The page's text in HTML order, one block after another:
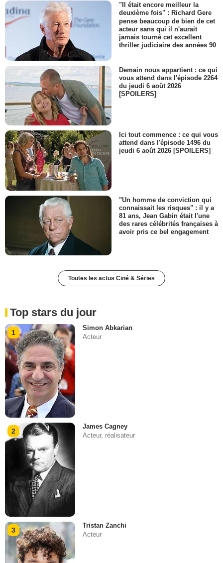
"Il était encore meilleur la
deuxième fois" : Richard Gere
pense beaucoup de bien de cet
acteur sans qui il n'aurait
jamais tourné cet excellent
thriller judiciaire des années 90
Demain nous appartient : ce qui
vous attend dans l'épisode 2264
du jeudi 6 août 2026
[SPOILERS]
Ici tout commence : ce qui vous
attend dans l'épisode 1496 du
jeudi 6 août 2026 [SPOILERS]
"Un homme de conviction qui
connaissait les risques" : il y a
81 ans, Jean Gabin était l'une
des rares célébrités françaises à
avoir pris ce bel engagement
Toutes les actus Ciné & Séries
Top stars du jour
1
Simon Abkarian
Acteur
2
James Cagney
Acteur, réalisateur
3
Tristan Zanchi
Acteur